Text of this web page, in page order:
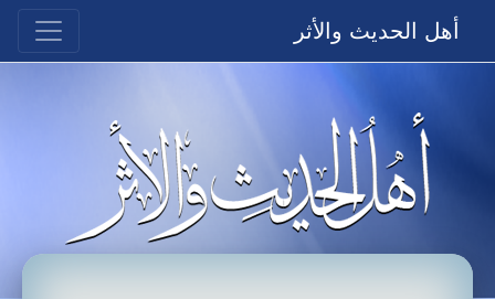
أهل الحديث والأثر